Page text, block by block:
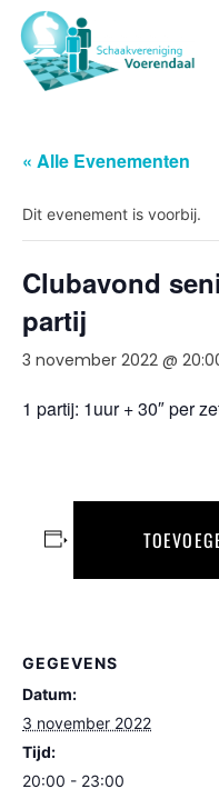
« Alle Evenementen
Dit evenement is voorbij.
Clubavond
partij
3 november 2022 @
1 partij: 1uur + 30″ per
GEGEVENS
Datum:
3 november 2022
Tijd:
20:00 - 23:00